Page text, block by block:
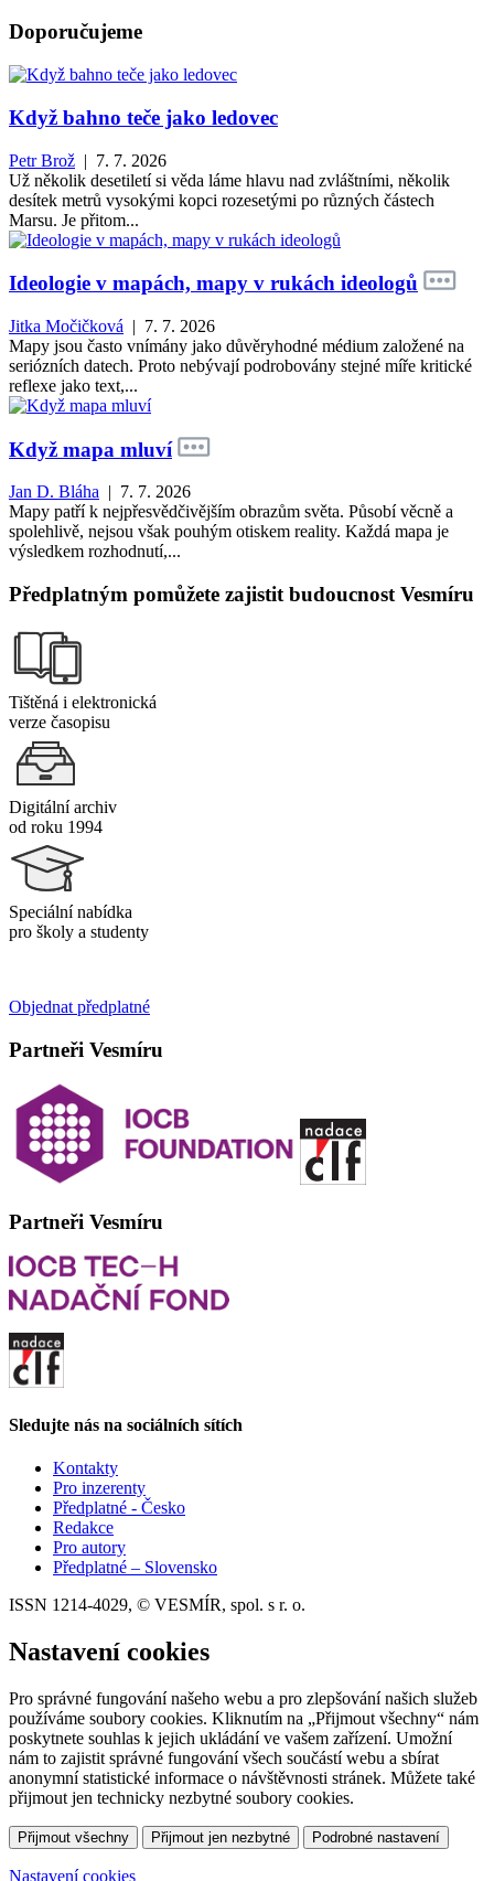
Doporučujeme
Když bahno teče jako ledovec
Petr Brož | 7. 7. 2026
Už několik desetiletí si věda láme hlavu nad zvláštními, několik
desítek metrů vysokými kopci rozesetými po různých částech
Marsu. Je přitom...
Ideologie v mapách, mapy v rukách ideologů
Jitka Močičková | 7. 7. 2026
Mapy jsou často vnímány jako důvěryhodné médium založené na
seriózních datech. Proto nebývají podrobovány stejné míře kritické
reflexe jako text,...
Když mapa mluví
Jan D. Bláha | 7. 7. 2026
Mapy patří k nejpřesvědčivějším obrazům světa. Působí věcně a
spolehlivě, nejsou však pouhým otiskem reality. Každá mapa je
výsledkem rozhodnutí,...
Předplatným pomůžete zajistit budoucnost Vesmíru
Tištěná i elektronická
verze časopisu
Digitální archiv
od roku 1994
Speciální nabídka
pro školy a studenty
Objednat předplatné
Partneři Vesmíru
Partneři Vesmíru
Sledujte nás na sociálních sítích
Kontakty
Pro inzerenty
Předplatné - Česko
Redakce
Pro autory
Předplatné – Slovensko
ISSN 1214-4029, © VESMÍR, spol. s r. o.
Nastavení cookies
Pro správné fungování našeho webu a pro zlepšování našich služeb
používáme soubory cookies. Kliknutím na „Přijmout všechny“ nám
poskytnete souhlas k jejich ukládání ve vašem zařízení. Umožní
nám to zajistit správné fungování všech součástí webu a sbírat
anonymní statistické informace o návštěvnosti stránek. Můžete také
přijmout jen technicky nezbytné soubory cookies.
Přijmout všechny Přijmout jen nezbytné Podrobné nastavení
Nastavení cookies